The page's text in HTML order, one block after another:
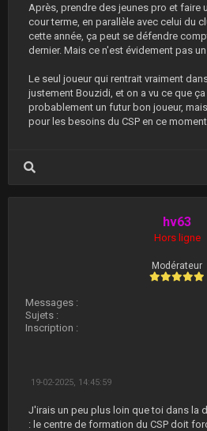
Après, prendre des jeunes pro et faire
cour terme, en parallèle avec celui du
cette année, ça peut se défendre
dernier. Mais ce n'est évidement pas
Le seul joueur qui rentrait vraiment
justement Bouzidi, et on a vu ce que
probablement un futur bon joueur,
pour les besoins du CSP en ce moment.
hv63
Hors ligne
Modérateur
Messages :
Sujets :
Inscription :
19-02-2025, 14:45:59
J'irais un peu plus loin que toi dans la
: le centre de formation du CSP doit